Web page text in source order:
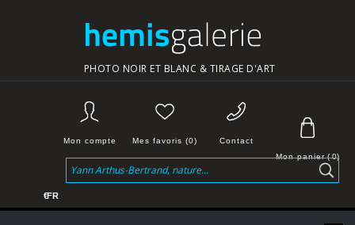
PHOTO NOIR ET BLANC & TIRAGE D'ART
Mon panier( 0)
Contact
Mes favoris (0)
Mon compte
€FR